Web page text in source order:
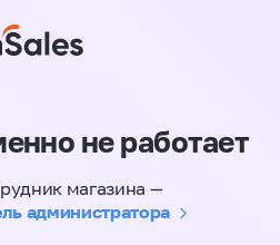
не работает
магазина —
администратора